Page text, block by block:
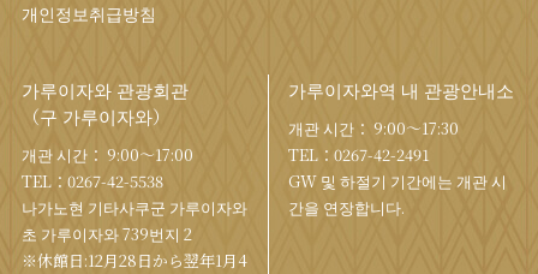
개인정보취급방침
가루이자와 관광회관
（구 가루이자와）
개관 시간： 9:00〜17:00
TEL： 0267-42-5538
나가노현 기타사쿠군 가루이자와
초 가루이자와 739번지 2
※休館日:12月28日から翌年1月4
가루이자와역 내 관광안내소
개관 시간： 9:00〜17:30
TEL： 0267-42-2491
GW 및 하절기 기간에는 개관 시
간을 연장합니다.